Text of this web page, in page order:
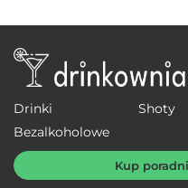
Drinki Shoty
Bezalkoholowe
Kup